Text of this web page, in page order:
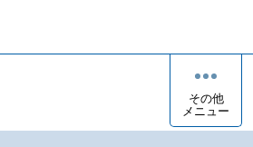
その他
メニュー